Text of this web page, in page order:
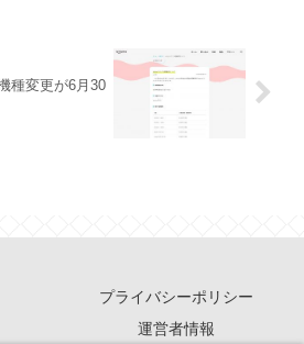
種変更が6月30
プライバシーポリシー
運営者情報